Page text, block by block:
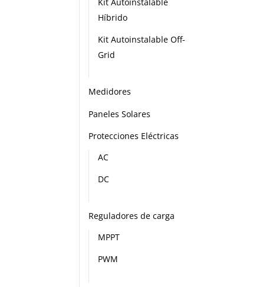
Híbrido
Kit Autoinstalable Off-
Grid
Medidores
Paneles Solares
Protecciones Eléctricas
AC
DC
Reguladores de carga
MPPT
PWM